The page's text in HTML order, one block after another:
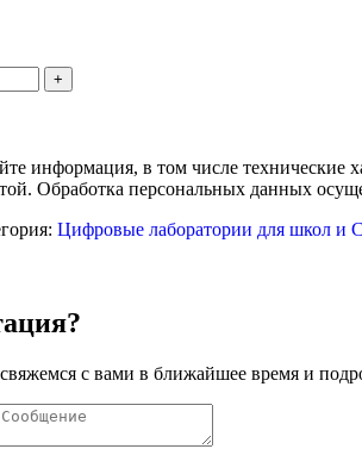
информация, в том числе
Обработка персональных данных
Цифровые лаборатории для школ и
с вами в ближайшее время и